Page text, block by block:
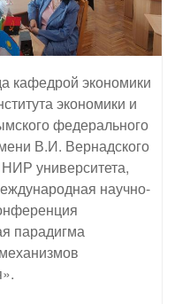
кафедрой экономики
экономики и
федерального
В.И. Вернадского
университета,
научно-
парадигма